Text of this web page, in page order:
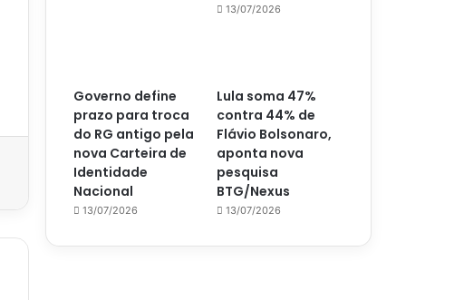
13/07/2026
Governo define
prazo para troca
do RG antigo pela
nova Carteira de
Identidade
Nacional
13/07/2026
Lula soma 47%
contra 44% de
Flávio Bolsonaro,
aponta nova
pesquisa
BTG/Nexus
13/07/2026